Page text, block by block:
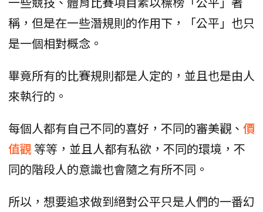
稱，但是在一些潛規則的作用下，「公平」也只
是一個相對概念。
畢竟所有的比賽規則都是人定的，並且也是由人
來執行的。
每個人都有自己不同的喜好，不同的審美觀、 價
值觀 等等，並且人都有私欲，不同的環境，不
同的階段人的意識也會隨之有所不同。
所以，想要追求做到絕對公平只是人們的一番幻